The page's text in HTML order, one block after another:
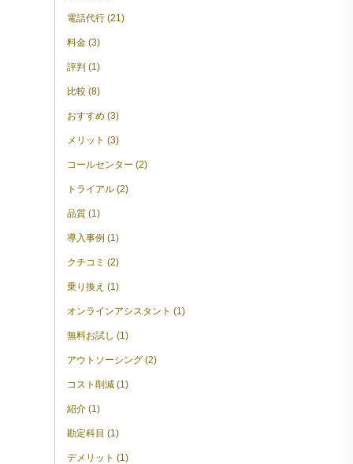
電話代行 (21)
料金 (3)
評判 (1)
比較 (8)
おすすめ (3)
メリット (3)
コールセンター (2)
トライアル (2)
品質 (1)
導入事例 (1)
クチコミ (2)
乗り換え (1)
オンラインアシスタント (1)
無料お試し (1)
アウトソーシング (2)
コスト削減 (1)
紹介 (1)
勘定科目 (1)
デメリット (1)